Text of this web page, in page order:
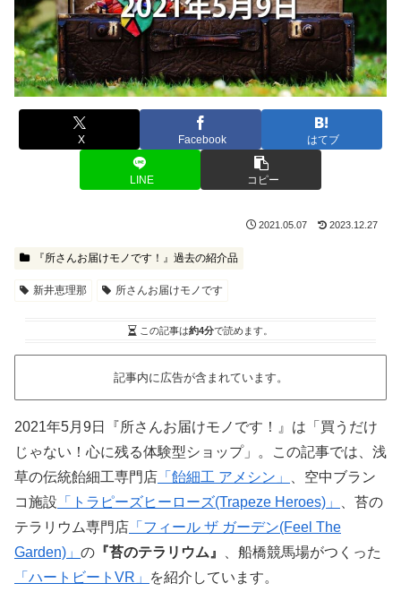
X Facebook はてブ
LINE コピー
2021.05.07 2023.12.27
『所さんお届けモノです！』過去の紹介品
新井恵理那 所さんお届けモノです
この記事は約4分で読めます。
記事内に広告が含まれています。
2021年5月9日『所さんお届けモノです！』は「買うだけ
じゃない！心に残る体験型ショップ」。この記事では、浅
草の伝統飴細工専門店 「飴細工 アメシン」
、空中ブラン
コ施設 「トラピーズヒーローズ(Trapeze Heroes)」
、苔の
テラリウム専門店 「フィール ザ ガーデン(Feel The
Garden)」 の 『苔のテラリウム』
、船橋競馬場がつくった
「ハートビートVR」
を紹介しています。